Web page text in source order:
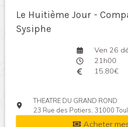
Le Huitième Jour -
Sysiphe
Ven 26
21h00
15,80€
THEATRE DU GRAND ROND
23 Rue des Potiers, 31000
Acheter